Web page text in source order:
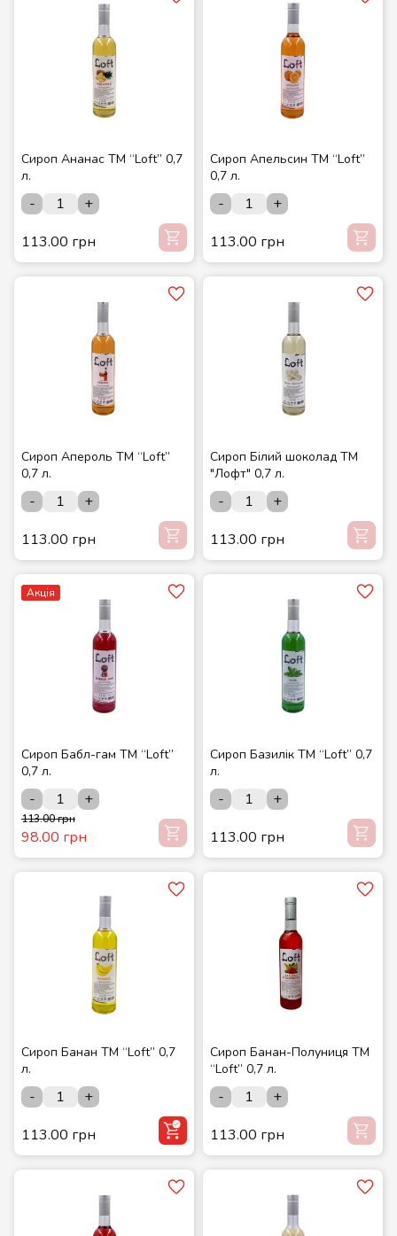
Сироп Ананас ТМ “Loft” 0,7
л.
-
+
113.00 грн
Сироп Апельсин ТМ “Loft”
0,7 л.
-
+
113.00 грн
Сироп Апероль ТМ “Loft”
0,7 л.
-
+
113.00 грн
Сироп Білий шоколад ТМ
"Лофт" 0,7 л.
-
+
113.00 грн
Акція
Сироп Бабл-гам ТМ “Loft”
0,7 л.
- +
113.00 грн
98.00 грн
Сироп Базилік ТМ “Loft” 0,7
л.
-
+
113.00 грн
Сироп Банан ТМ “Loft” 0,7
л.
-
+
113.00 грн
Сироп Банан-Полуниця ТМ
“Loft” 0,7 л.
-
+
113.00 грн